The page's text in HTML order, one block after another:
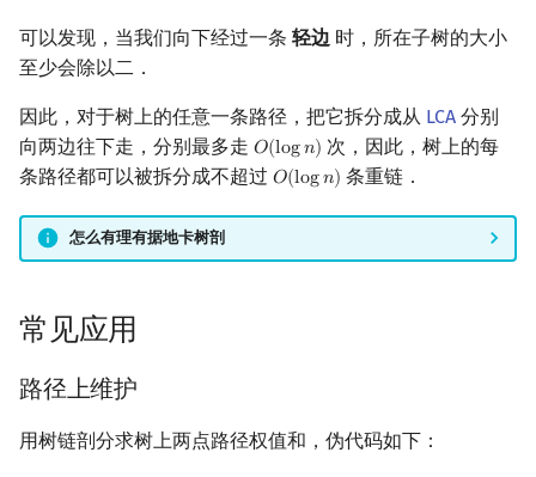
可以发现，当我们向下经过一条 轻边 时，所在子树的大小
至少会除以二．
因此，对于树上的任意一条路径，把它拆分成从 LCA 分别
向两边往下走，分别最多走 𝑂(log𝑛)
O(logn) 次，因此，树上的每
条路径都可以被拆分成不超过 𝑂(log𝑛)
O(logn) 条重链．
怎么有理有据地卡树剖
常见应用
路径上维护
用树链剖分求树上两点路径权值和，伪代码如下：